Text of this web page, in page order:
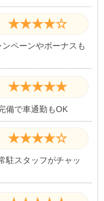
★★★★☆
ペーンやボーナスも
★★★★★
備で車通勤もOK
★★★★☆
駐スタッフがチャッ